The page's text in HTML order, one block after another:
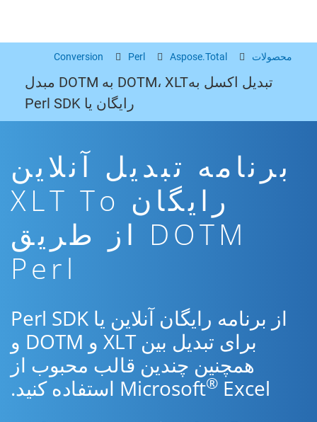
محصولات Aspose.Total
Perl
Conversion
تبدیل اکسل بهDOTM، XLT به DOTM مبدل
رایگان یا Perl SDK
برنامه تبدیل آنلاین
رایگان XLT To
DOTM از طریق
Perl
از برنامه رایگان آنلاین یا Perl SDK
برای تبدیل بین XLT و DOTM و
همچنین چندین قالب محبوب از
Microsoft® Excel استفاده کنید.